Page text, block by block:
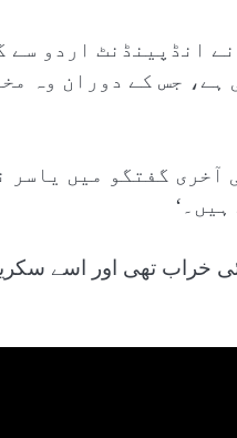
انڈپینڈنٹ اردو سے
جس کے دوران وہ
آخری گفتگو میں یاسر
خراب تھی اور اسے